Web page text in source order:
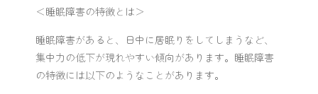
＜睡眠障害の特徴とは＞
睡眠障害があると、日中に居眠りをしてしまうなど、
集中力の低下が現れやすい傾向があります。睡眠障害
の特徴には以下のようなことがあります。